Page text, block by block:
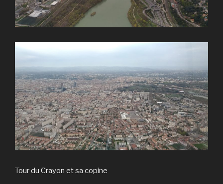
Tour du Crayon et sa copine